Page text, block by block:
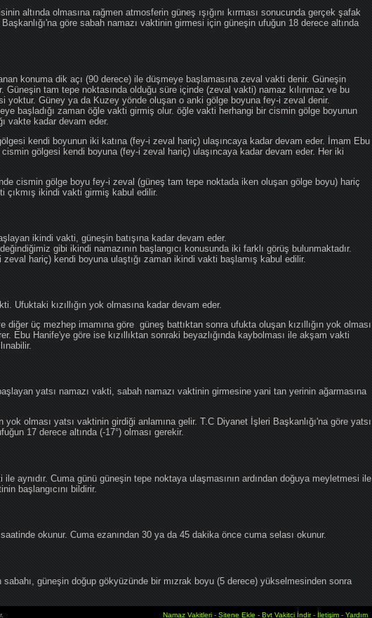
altında olmasına rağmen atmosferin güneş ışığını kırması sonucunda gerçek şafak
göre sabah namazı vaktinin girmesi için güneşin ufuğun 18 derece altında
konuma dik açı (90 derece) ile düşmeye başlamasına zeval vakti denir. Güneşin
Güneşin tam tepe noktasında olduğu süre içinde (zeval vakti) namaz kılınmaz ve bu
yoktur. Güney ya da Kuzey yönde oluşan o anki gölge boyuna fey-i zeval denir.
başladığı zaman öğle vakti girmiş olur. öğle vakti herhangi bir cismin gölge boyunun
vakte kadar devam eder.
kendi boyunun iki katına (fey-i zeval hariç) ulaşıncaya kadar devam eder. İmam Ebu
gölgesi kendi boyuna (fey-i zeval hariç) ulaşıncaya kadar devam eder. Her iki
cismin gölge boyu fey-i zeval (güneş tam tepe noktada iken oluşan gölge boyu) hariç
çıkmış ikindi vakti girmiş kabul edilir.
ikindi vakti, güneşin batışına kadar devam eder.
gibi ikindi namazının başlangıcı konusunda iki farklı görüş bulunmaktadır.
hariç) kendi boyuna ulaştığı zaman ikindi vakti başlamış kabul edilir.
Ufuktaki kızıllığın yok olmasına kadar devam eder.
diğer üç mezhep imamına göre güneş battıktan sonra ufukta oluşan kızıllığın yok olması
Ebu Hanife'ye göre ise kızıllıktan sonraki beyazlığında kaybolması ile akşam vakti
yatsı namazı vakti, sabah namazı vaktinin girmesine yani tan yerinin ağarmasına
yok olması yatsı vaktinin girdiği anlamına gelir. T.C Diyanet İşleri Başkanlığı'na göre yatsı
17 derece altında (-17°) olması gerekir.
aynıdır. Cuma günü güneşin tepe noktaya ulaşmasının ardından doğuya meyletmesi ile
başlangıcını bildirir.
okunur. Cuma ezanından 30 ya da 45 dakika önce cuma selası okunur.
sabahı, güneşin doğup gökyüzünde bir mızrak boyu (5 derece) yükselmesinden sonra
Namaz Vakitleri - Sitene Ekle - Bvt Vakitci İndir- İletişim - Yardım